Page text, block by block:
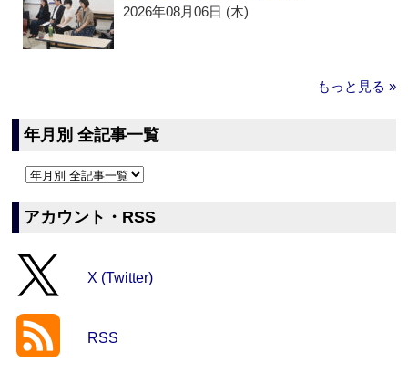
2026年08月06日 (木)
もっと見る »
年月別 全記事一覧
アカウント・RSS
X (Twitter)
RSS